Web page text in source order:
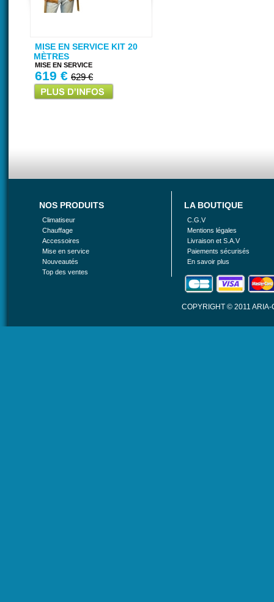
MISE EN SERVICE KIT 20
MÈTRES
MISE EN SERVICE
619 € 629 €
NOS PRODUITS
Climatiseur
Chauffage
Accessoires
Mise en service
Nouveautés
Top des ventes
LA BOUTIQUE
C.G.V
Mentions légales
Livraison et S.A.V
Paiements sécurisés
En savoir plus
COPYRIGHT © 2011